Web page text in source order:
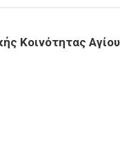
Κοινότητας